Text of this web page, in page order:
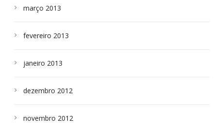
março 2013
fevereiro 2013
janeiro 2013
dezembro 2012
novembro 2012